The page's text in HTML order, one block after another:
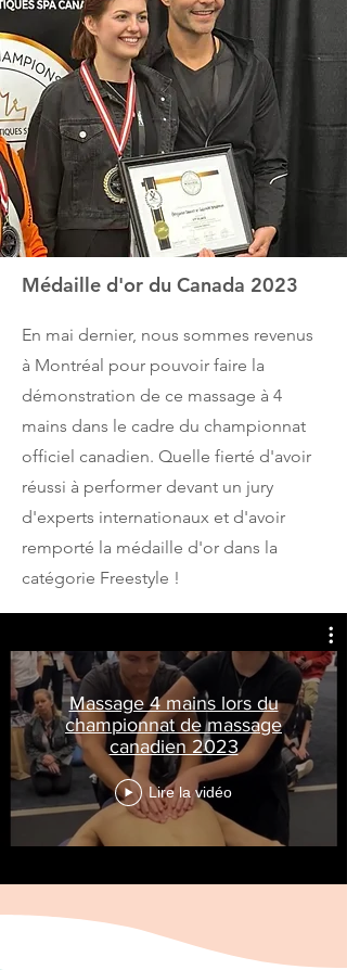
Médaille d'or du Canada 2023
En mai dernier, nous sommes revenus
à Montréal pour pouvoir faire la
démonstration de ce massage à 4
mains dans le cadre du championnat
officiel canadien. Quelle fierté d'avoir
réussi à performer devant un jury
d'experts internationaux et d'avoir
remporté la médaille d'or dans la
catégorie Freestyle !
Massage 4 mains lors du
championnat de massage
canadien 2023
Lire la vidéo